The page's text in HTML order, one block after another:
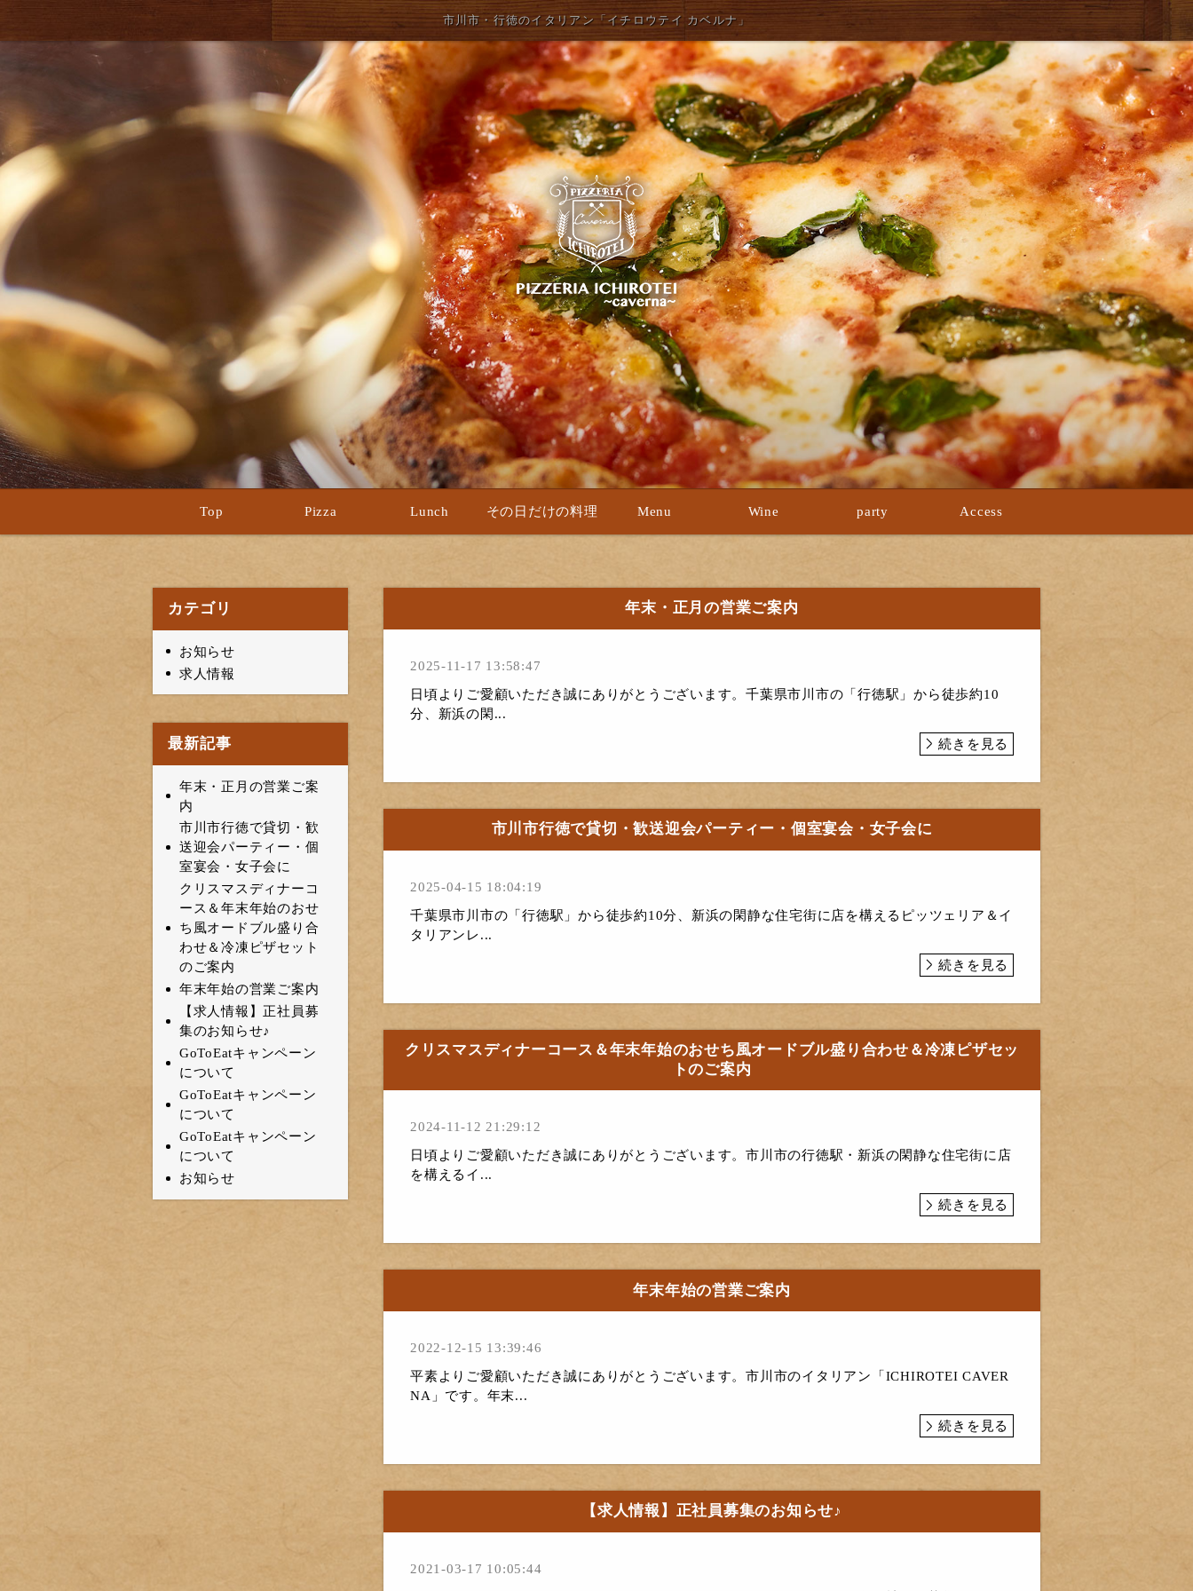
市川市・行徳のイタリアン「イチロウテイ カベルナ」
Top Pizza Lunch その日だけの料理 Menu Wine party Access
カテゴリ
お知らせ
求人情報
最新記事
年末・正月の営業ご案
内
市川市行徳で貸切・歓
送迎会パーティー・個
室宴会・女子会に
クリスマスディナーコ
ース＆年末年始のおせ
ち風オードブル盛り合
わせ＆冷凍ピザセット
のご案内
年末年始の営業ご案内
【求人情報】正社員募
集のお知らせ♪
GoToEatキャンペーン
について
GoToEatキャンペーン
について
GoToEatキャンペーン
について
お知らせ
年末・正月の営業ご案内
2025-11-17 13:58:47
日頃よりご愛顧いただき誠にありがとうございます。千葉県市川市の「行徳駅」から徒歩約10
分、新浜の閑...
続きを見る
市川市行徳で貸切・歓送迎会パーティー・個室宴会・女子会に
2025-04-15 18:04:19
千葉県市川市の「行徳駅」から徒歩約10分、新浜の閑静な住宅街に店を構えるピッツェリア＆イ
タリアンレ...
続きを見る
クリスマスディナーコース＆年末年始のおせち風オードブル盛り合わせ＆冷凍ピザセッ
トのご案内
2024-11-12 21:29:12
日頃よりご愛顧いただき誠にありがとうございます。市川市の行徳駅・新浜の閑静な住宅街に店
を構えるイ...
続きを見る
年末年始の営業ご案内
2022-12-15 13:39:46
平素よりご愛顧いただき誠にありがとうございます。市川市のイタリアン「ICHIROTEI CAVER
NA」です。年末...
続きを見る
【求人情報】正社員募集のお知らせ♪
2021-03-17 10:05:44